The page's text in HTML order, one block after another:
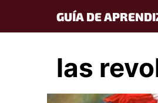
content
GUÍA DE
las